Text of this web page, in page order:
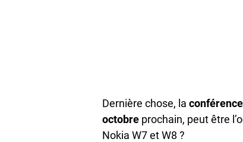
Dernière chose, la
octobre prochain, peut être
Nokia W7 et W8 ?